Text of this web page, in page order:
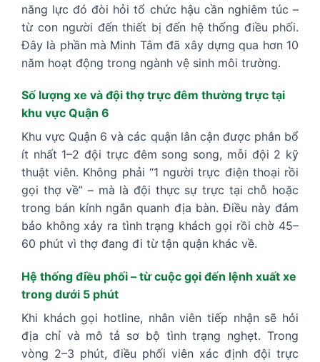
năng lực đó đòi hỏi tổ chức hậu cần nghiêm túc –
từ con người đến thiết bị đến hệ thống điều phối.
Đây là phần mà Minh Tâm đã xây dựng qua hơn 10
năm hoạt động trong ngành vệ sinh môi trường.
Số lượng xe và đội thợ trực đêm thường trực tại
khu vực Quận 6
Khu vực Quận 6 và các quận lân cận được phân bổ
ít nhất 1–2 đội trực đêm song song, mỗi đội 2 kỹ
thuật viên. Không phải “1 người trực điện thoại rồi
gọi thợ về” – mà là đội thực sự trực tại chỗ hoặc
trong bán kính ngắn quanh địa bàn. Điều này đảm
bảo không xảy ra tình trạng khách gọi rồi chờ 45–
60 phút vì thợ đang đi từ tận quận khác về.
Hệ thống điều phối – từ cuộc gọi đến lệnh xuất xe
trong dưới 5 phút
Khi khách gọi hotline, nhân viên tiếp nhận sẽ hỏi
địa chỉ và mô tả sơ bộ tình trạng nghẹt. Trong
vòng 2–3 phút, điều phối viên xác định đội trực